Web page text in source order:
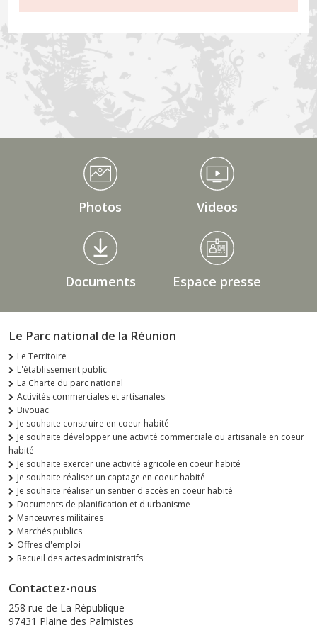
Médiathèque Footer
Photos Videos
Documents Espace presse
Le Parc national de la Réunion
Le Territoire
L'établissement public
La Charte du parc national
Activités commerciales et artisanales
Bivouac
Je souhaite construire en coeur habité
Je souhaite développer une activité commerciale ou artisanale en coeur
habité
Je souhaite exercer une activité agricole en coeur habité
Je souhaite réaliser un captage en coeur habité
Je souhaite réaliser un sentier d'accès en coeur habité
Documents de planification et d'urbanisme
Manœuvres militaires
Marchés publics
Offres d'emploi
Recueil des actes administratifs
Contactez-nous
258 rue de La République
97431 Plaine des Palmistes